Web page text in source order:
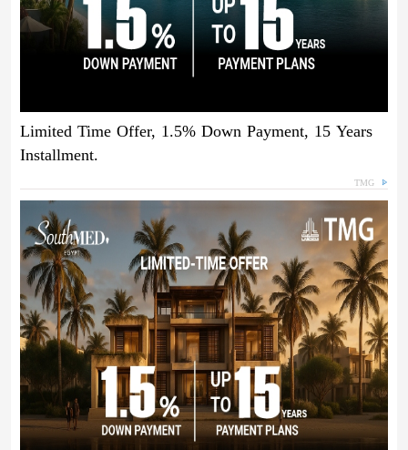
Limited Time Offer, 1.5% Down Payment, 15 Years
Installment.
TMG